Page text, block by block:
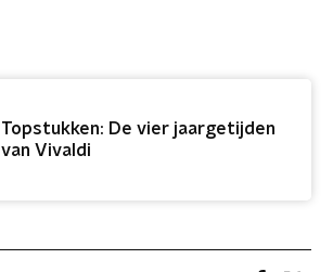
Topstukken: De vier jaargetijden
van Vivaldi